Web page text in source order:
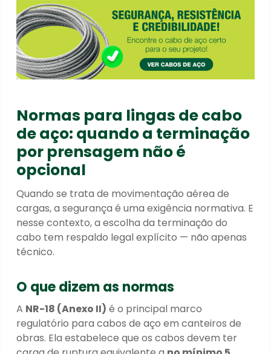
Normas para lingas de cabo
de aço: quando a terminação
por prensagem não é
opcional
Quando se trata de movimentação aérea de
cargas, a segurança é uma exigência normativa. E
nesse contexto, a escolha da terminação do
cabo tem respaldo legal explícito — não apenas
técnico.
O que dizem as normas
A NR-18 (Anexo II) é o principal marco
regulatório para cabos de aço em canteiros de
obras. Ela estabelece que os cabos devem ter